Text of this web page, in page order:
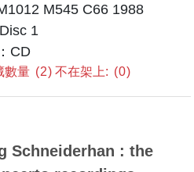
M545 C66 1988
1
CD
數量 2 不在架上: 0
Schneiderhan : the